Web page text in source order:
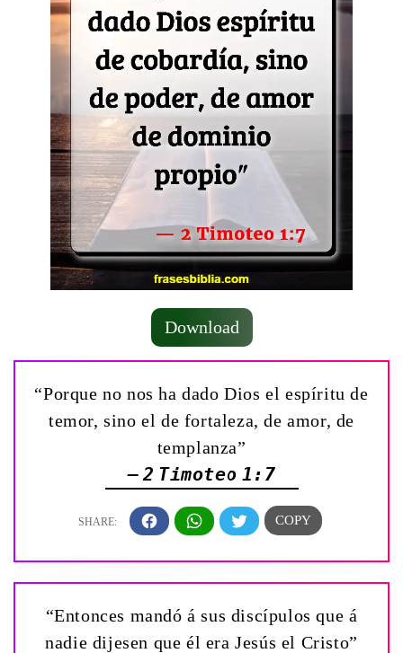
Download
“Porque no nos ha dado Dios el espíritu de
temor, sino el de fortaleza, de amor, de
templanza”
— 2 Timoteo 1:7
“Entonces mandó á sus discípulos que á
nadie dijesen que él era Jesús el Cristo”